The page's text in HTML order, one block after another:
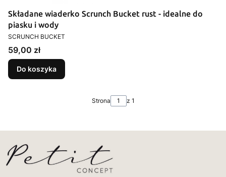
Składane wiaderko Scrunch Bucket rust - idealne do
piasku i wody
PRODUCENT
SCRUNCH BUCKET
Cena
59,00 zł
Do koszyka
Strona z 1